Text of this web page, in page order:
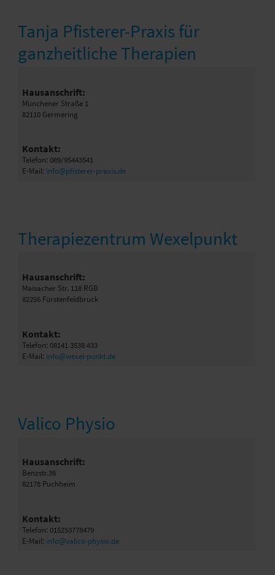
Tanja Pfisterer-Praxis für
ganzheitliche Therapien
Hausanschrift:
Münchener Straße 1
82110 Germering
Kontakt:
Telefon: 089/95443541
E-Mail: info@pfisterer-praxis.de
Therapiezentrum Wexelpunkt
Hausanschrift:
Maisacher Str. 118 RGB
82256 Fürstenfeldbruck
Kontakt:
Telefon: 08141 3538 433
E-Mail: info@wexel-punkt.de
Valico Physio
Hausanschrift:
Benzstr.36
82178 Puchheim
Kontakt:
Telefon: 015253778479
E-Mail: info@valico-physio.de